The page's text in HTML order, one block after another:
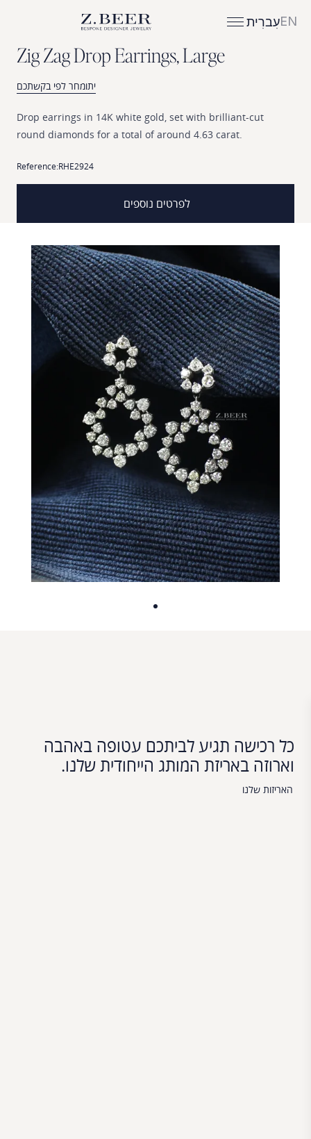
ENעִברִית
ZigZagDropEarrings,Large
יתומחר לפי בקשתכם
Drop earrings in 14K white gold, set with brilliant-cut
round diamonds for a total of around 4.63 carat.
Reference:RHE2924
לפרטים נוספים
כל רכישה תגיע לביתכם עטופה באהבה
וארוזה באריזת המותג הייחודית שלנו.
האריזות שלנו